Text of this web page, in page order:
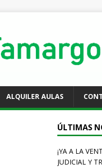
ALQUILER AULAS
ÚLTIMAS
¡YA A LA
JUDICIAL Y